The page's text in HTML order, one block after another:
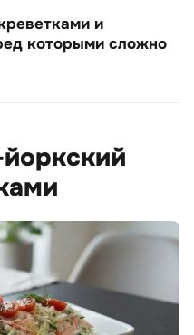
и
которыми сложно